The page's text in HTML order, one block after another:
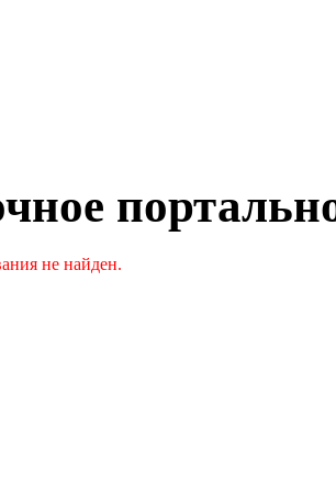
не найден.